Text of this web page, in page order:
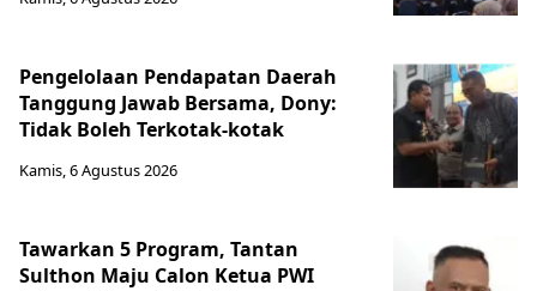
Pengelolaan Pendapatan Daerah
Tanggung Jawab Bersama, Dony:
Tidak Boleh Terkotak-kotak
Kamis, 6 Agustus 2026
Tawarkan 5 Program, Tantan
Sulthon Maju Calon Ketua PWI